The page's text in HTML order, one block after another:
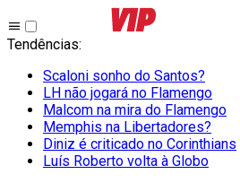
Tendências:
Scaloni sonho do Santos?
LH não jogará no Flamengo
Malcom na mira do Flamengo
Memphis na Libertadores?
Diniz é criticado no Corinthians
Luís Roberto volta à Globo